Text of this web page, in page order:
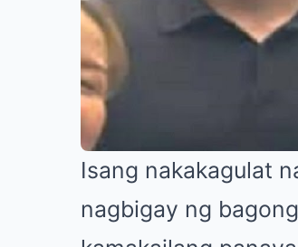
Isang nakakagulat
nagbigay ng